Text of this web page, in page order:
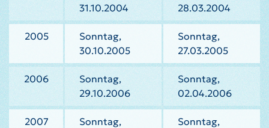
31.10.2004
28.03.2004
2005
Sonntag,
30.10.2005
Sonntag,
27.03.2005
2006
Sonntag,
29.10.2006
Sonntag,
02.04.2006
2007
Sonntag,
Sonntag,